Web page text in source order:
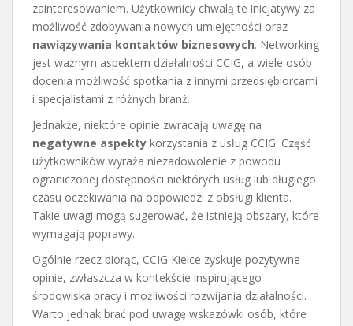
zainteresowaniem. Użytkownicy chwalą te inicjatywy za
możliwość zdobywania nowych umiejętności oraz
nawiązywania kontaktów biznesowych. Networking
jest ważnym aspektem działalności CCIG, a wiele osób
docenia możliwość spotkania z innymi przedsiębiorcami
i specjalistami z różnych branż.
Jednakże, niektóre opinie zwracają uwagę na
negatywne aspekty korzystania z usług CCIG. Część
użytkowników wyraża niezadowolenie z powodu
ograniczonej dostępności niektórych usług lub długiego
czasu oczekiwania na odpowiedzi z obsługi klienta.
Takie uwagi mogą sugerować, że istnieją obszary, które
wymagają poprawy.
Ogólnie rzecz biorąc, CCIG Kielce zyskuje pozytywne
opinie, zwłaszcza w kontekście inspirującego
środowiska pracy i możliwości rozwijania działalności.
Warto jednak brać pod uwagę wskazówki osób, które